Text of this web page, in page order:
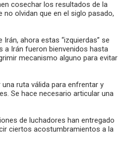
cosechar los resultados de la
olvidan que en el siglo pasado,
ahora estas “izquierdas” se
a Irán fueron bienvenidos hasta
mecanismo alguno para evitar
ruta válida para enfrentar y
Se hace necesario articular una
de luchadores han entregado
ciertos acostumbramientos a la